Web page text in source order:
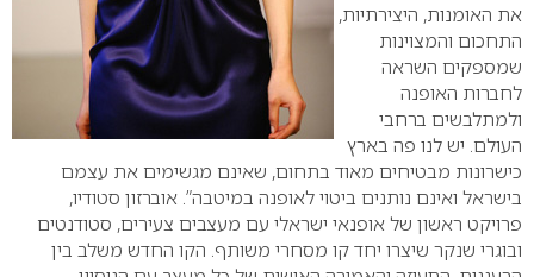
את האומנות, היצירתיות,
התחכום והמצוינות
שמספקים השראה
לחברות האופנה
ולמתלבשים ברחבי
העולם. יש לנו פה בארץ
כישרונות מבטיחים מאוד בתחום, שאינם מגשימים את עצמם
בישראל ואינם נותנים ביטוי לאופנה במיטבה”. אוברזון סטודיו,
פרויקט ראשון של אופנאי ישראלי עם מעצבים צעירים, סטודנטים
ובוגרי שנקר שיצרו יחד קו מסחרי משותף. הקו החדש משלב בין